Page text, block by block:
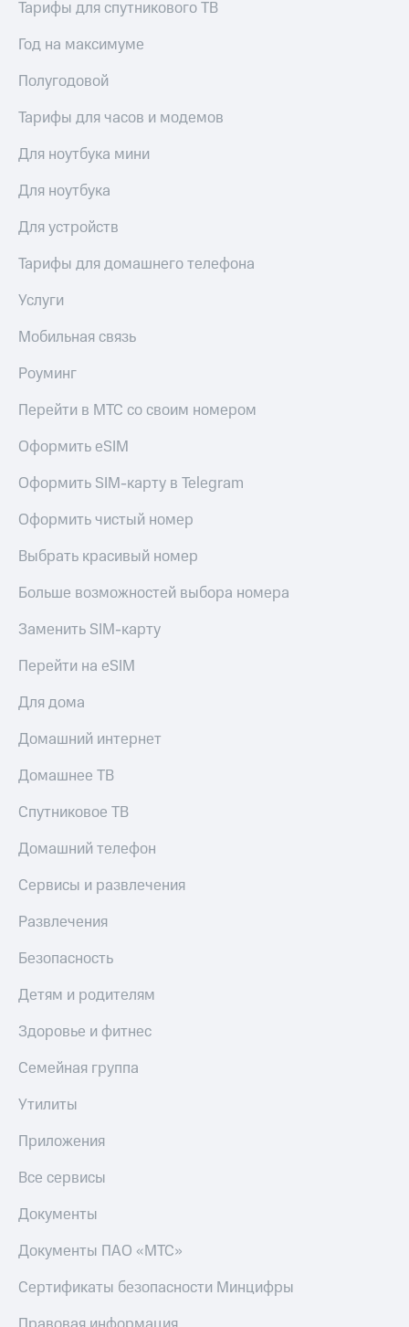
Тарифы для спутникового ТВ
Год на максимуме
Полугодовой
Тарифы для часов и модемов
Для ноутбука мини
Для ноутбука
Для устройств
Тарифы для домашнего телефона
Услуги
Мобильная связь
Роуминг
Перейти в МТС со своим номером
Оформить eSIM
Оформить SIM-карту в Telegram
Оформить чистый номер
Выбрать красивый номер
Больше возможностей выбора номера
Заменить SIM-карту
Перейти на eSIM
Для дома
Домашний интернет
Домашнее ТВ
Спутниковое ТВ
Домашний телефон
Сервисы и развлечения
Развлечения
Безопасность
Детям и родителям
Здоровье и фитнес
Семейная группа
Утилиты
Приложения
Все сервисы
Документы
Документы ПАО «МТС»
Сертификаты безопасности Минцифры